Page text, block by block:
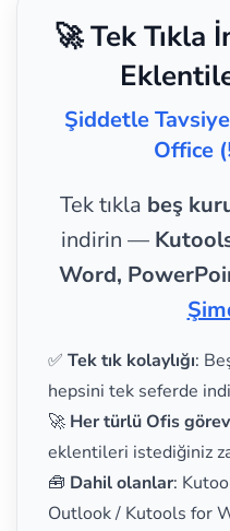
🚀 Tek
Şiddetle
Office
Tek tıkla beş
indirin —
Word,
✅ Tek tık kolaylığı:
hepsini tek seferde
🚀 Her türlü Ofis
eklentileri istediğiniz
🧰 Dahil olanlar:
Outlook / Kutools for